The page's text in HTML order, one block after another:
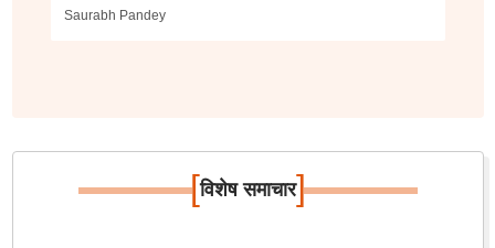
Saurabh Pandey
[विशेष समाचार]